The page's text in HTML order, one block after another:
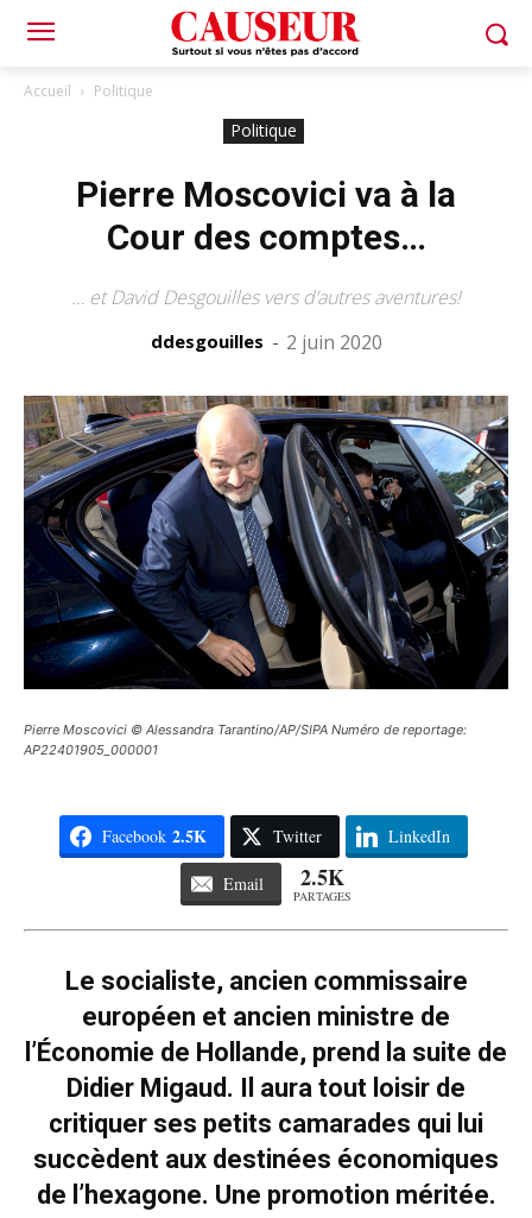
Accueil Politique
Politique
Pierre Moscovici va à la
Cour des comptes…
… et David Desgouilles vers d’autres aventures!
ddesgouilles - 2 juin 2020
Pierre Moscovici © Alessandra Tarantino/AP/SIPA Numéro de reportage:
AP22401905_000001
Facebook 2.5K Twitter LinkedIn
Email 2.5K
PARTAGES
Le socialiste, ancien commissaire
européen et ancien ministre de
l’Économie de Hollande, prend la suite de
Didier Migaud. Il aura tout loisir de
critiquer ses petits camarades qui lui
succèdent aux destinées économiques
de l’hexagone. Une promotion méritée.